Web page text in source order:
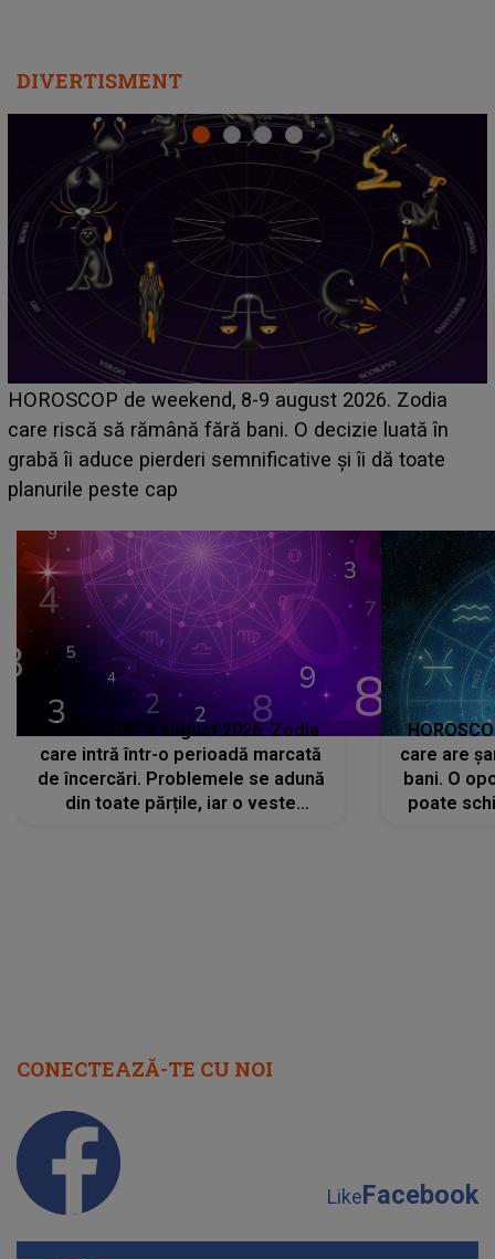
DIVERTISMENT
Emanuel a ținut ACEST DETALIU ASCUNS până
acum! În fața Alexandrei, concurentul din Casa Iubirii
face o MĂRTURISIRE NEAȘTEPTATĂ despre mama
sa: "I-am spus și ei în față, eu nu te iubesc pentru
HOROSCOP 7 august 2026. Zodia
care intră într-o perioadă marcată
de încercări. Problemele se adună
din toate părțile, iar o veste
care are
bani. O
poate
CONECTEAZĂ-TE CU NOI
LikeFacebook